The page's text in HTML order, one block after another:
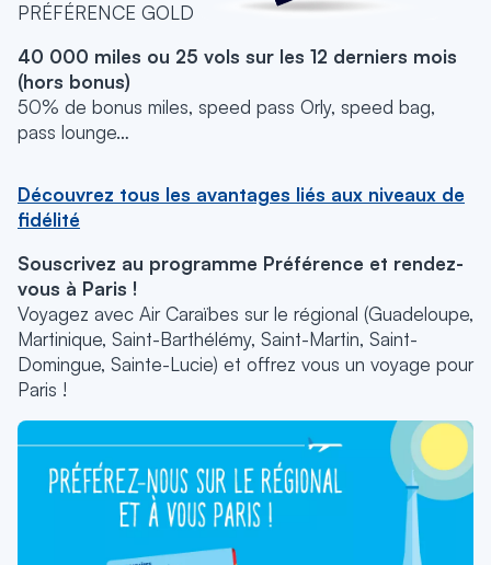
PRÉFÉRENCE GOLD
40 000 miles ou 25 vols sur les 12 derniers mois
(hors bonus)
50% de bonus miles, speed pass Orly, speed bag,
pass lounge…
Découvrez tous les avantages liés aux niveaux de
fidélité
Souscrivez au programme Préférence et rendez-
vous à Paris !
Voyagez avec Air Caraïbes sur le régional (Guadeloupe,
Martinique, Saint-Barthélémy, Saint-Martin, Saint-
Domingue, Sainte-Lucie) et offrez vous un voyage pour
Paris !